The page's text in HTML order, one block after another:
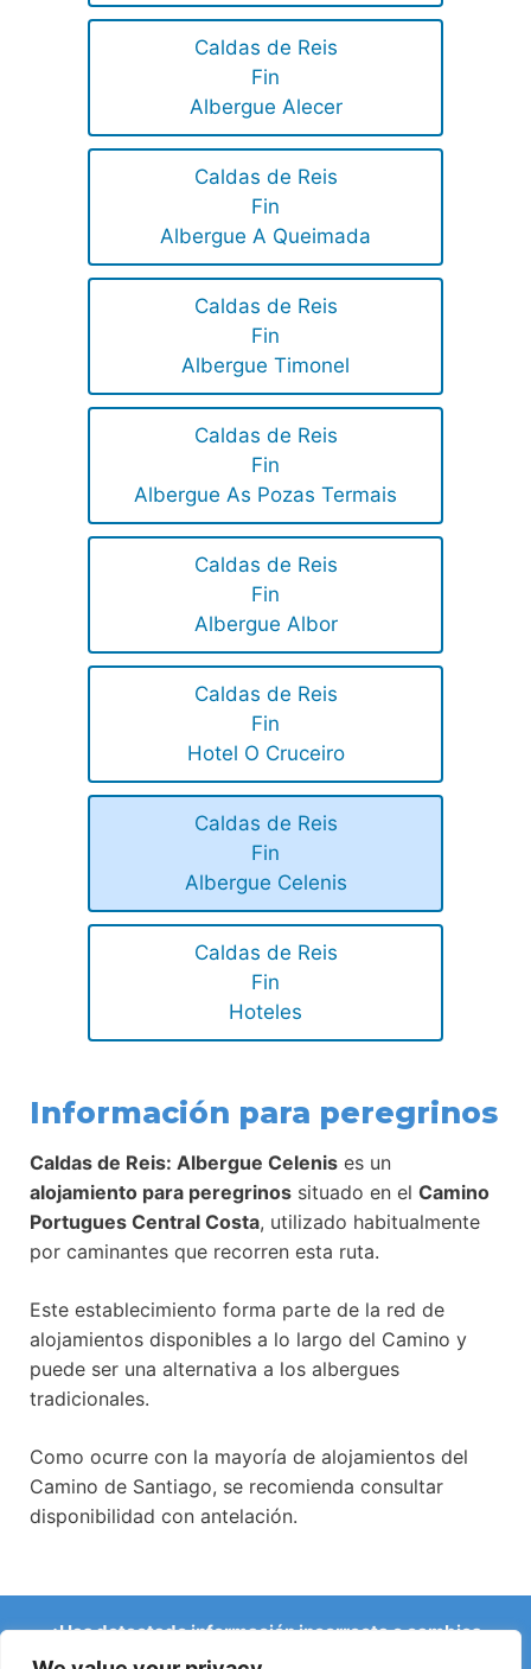
Caldas de Reis
Fin
Albergue Alecer
Caldas de Reis
Fin
Albergue A Queimada
Caldas de Reis
Fin
Albergue Timonel
Caldas de Reis
Fin
Albergue As Pozas Termais
Caldas de Reis
Fin
Albergue Albor
Caldas de Reis
Fin
Hotel O Cruceiro
Caldas de Reis
Fin
Albergue Celenis
Caldas de Reis
Fin
Hoteles
Información para peregrinos
Caldas de Reis: Albergue Celenis es un
alojamiento para peregrinos situado en el Camino
Portugues Central Costa, utilizado habitualmente
por caminantes que recorren esta ruta.
Este establecimiento forma parte de la red de
alojamientos disponibles a lo largo del Camino y
puede ser una alternativa a los albergues
tradicionales.
Como ocurre con la mayoría de alojamientos del
Camino de Santiago, se recomienda consultar
disponibilidad con antelación.
¿Has detectado información incorrecta o cambios
recientes en el Camino?